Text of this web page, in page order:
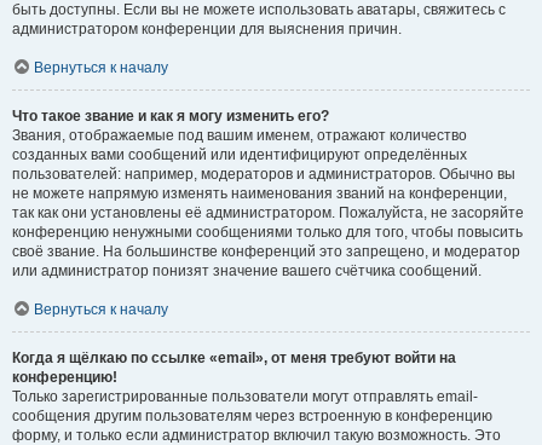
быть доступны. Если вы не можете использовать аватары, свяжитесь с
администратором конференции для выяснения причин.
Вернуться к началу
Что такое звание и как я могу изменить его?
Звания, отображаемые под вашим именем, отражают количество
созданных вами сообщений или идентифицируют определённых
пользователей: например, модераторов и администраторов. Обычно вы
не можете напрямую изменять наименования званий на конференции,
так как они установлены её администратором. Пожалуйста, не засоряйте
конференцию ненужными сообщениями только для того, чтобы повысить
своё звание. На большинстве конференций это запрещено, и модератор
или администратор понизят значение вашего счётчика сообщений.
Вернуться к началу
Когда я щёлкаю по ссылке «email», от меня требуют войти на
конференцию!
Только зарегистрированные пользователи могут отправлять email-
сообщения другим пользователям через встроенную в конференцию
форму, и только если администратор включил такую возможность. Это